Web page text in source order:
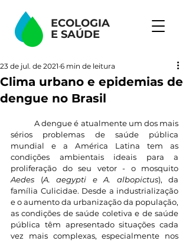
ECOLOGIA
E SAÚDE
Clima urbano e epidemias de
dengue no Brasil
23 de jul. de 2021 6 min de leitura
	A dengue é atualmente um dos mais
sérios problemas de saúde pública
mundial e a América Latina tem as
condições ambientais ideais para a
Aedes (A. aegypti e A. albopictus), da
família Culicidae. Desde a industrialização
e o aumento da urbanização da população,
as condições de saúde coletiva e de saúde
pública têm apresentado situações cada
vez mais complexas, especialmente nos